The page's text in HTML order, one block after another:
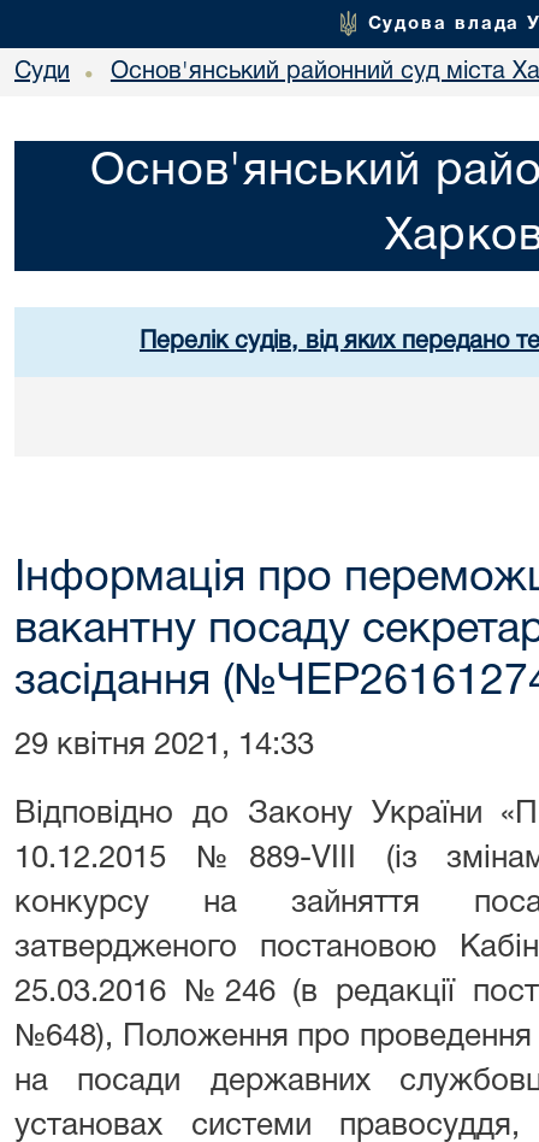
Судова влада
Суди • Основ'янський районний суд міста
Основ'янський
Перелік судів, від яких передано
Інформація про
вакантну посаду
засідання
29 квітня 2021, 14:33
Відповідно до Закону України
10.12.2015 №889-VIII (із
конкурсу на зайняття
затвердженого постановою
25.03.2016 №246 (в редакції
№648), Положення про проведення
на посади державних
установах системи